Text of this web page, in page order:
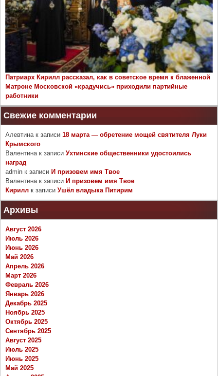
Патриарх Кирилл рассказал, как в советское время к блаженной
Матроне Московской «крадучись» приходили партийные
работники
Свежие комментарии
Алевтина к записи 18 марта — обретение мощей святителя Луки
Крымского
Валентина к записи Ухтинские общественники удостоились
наград
admin к записи И призовем имя Твое
Валентина к записи И призовем имя Твое
Кирилл к записи Ушёл владыка Питирим
Архивы
Август 2026
Июль 2026
Июнь 2026
Май 2026
Апрель 2026
Март 2026
Февраль 2026
Январь 2026
Декабрь 2025
Ноябрь 2025
Октябрь 2025
Сентябрь 2025
Август 2025
Июль 2025
Июнь 2025
Май 2025